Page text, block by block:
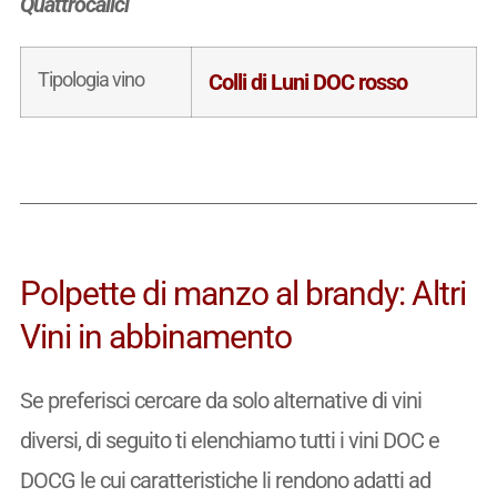
Tipologia vino Colli di Luni DOC rosso
Polpette di manzo al brandy: Altri
Vini in abbinamento
Se preferisci cercare da solo alternative di vini
diversi, di seguito ti elenchiamo tutti i vini DOC e
DOCG le cui caratteristiche li rendono adatti ad